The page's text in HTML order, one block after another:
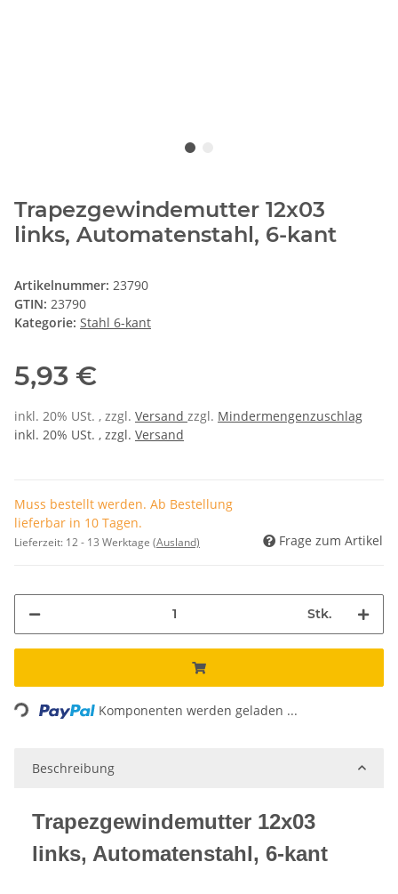
Trapezgewindemutter 12x03
links, Automatenstahl, 6-kant
Artikelnummer: 23790
GTIN: 23790
Kategorie: Stahl 6-kant
5,93 €
inkl. 20% USt. , zzgl. Versand zzgl. Mindermengenzuschlag
inkl. 20% USt. , zzgl. Versand
Muss bestellt werden. Ab Bestellung
lieferbar in 10 Tagen.
Lieferzeit: 12 - 13 Werktage (Ausland) Frage zum Artikel
Stk.
Komponenten werden geladen ...
Beschreibung
Trapezgewindemutter 12x03
links, Automatenstahl, 6-kant